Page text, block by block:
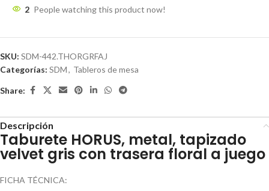
2 People watching this product now!
SKU: SDM-442.THORGRFAJ
Categorías: SDM, Tableros de mesa
Share:
Descripción
Taburete HORUS, metal, tapizado
velvet gris con trasera floral a juego
FICHA TÉCNICA: